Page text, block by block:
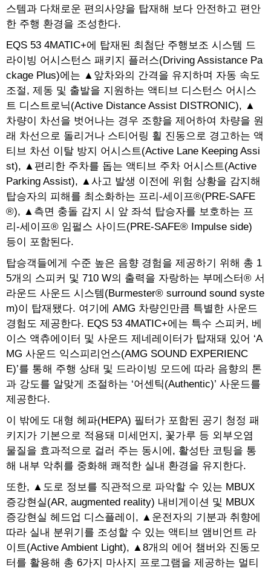
스템과 다채로운 편의사양을 탑재해 보다 안전하고 편안
한 주행 환경을 조성한다.
EQS 53 4MATIC+에 탑재된 최첨단 주행보조 시스템 드
라이빙 어시스턴스 패키지 플러스(Driving Assistance Pa
ckage Plus)에는 ▲앞차와의 간격을 유지하며 자동 속도
조절, 제동 및 출발을 지원하는 액티브 디스턴스 어시스
트 디스트로닉(Active Distance Assist DISTRONIC), ▲
차량이 차선을 벗어나는 경우 조향을 제어하여 차량을 원
래 차선으로 돌리거나 스티어링 휠 진동으로 경고하는 액
티브 차선 이탈 방지 어시스트(Active Lane Keeping Assi
st), ▲편리한 주차를 돕는 액티브 주차 어시스트(Active
Parking Assist), ▲사고 발생 이전에 위험 상황을 감지해
탑승자의 피해를 최소화하는 프리-세이프®(PRE-SAFE
®), ▲측면 충돌 감지 시 앞 좌석 탑승자를 보호하는 프
리-세이프® 임펄스 사이드(PRE-SAFE® Impulse side)
등이 포함된다.
탑승객들에게 수준 높은 음향 경험을 제공하기 위해 총 1
5개의 스피커 및 710 W의 출력을 자랑하는 부메스터® 서
라운드 사운드 시스템(Burmester® surround sound syste
m)이 탑재됐다. 여기에 AMG 차량인만큼 특별한 사운드
경험도 제공한다. EQS 53 4MATIC+에는 특수 스피커, 베
이스 액츄에이터 및 사운드 제네레이터가 탑재돼 있어 ‘A
MG 사운드 익스피리언스(AMG SOUND EXPERIENC
E)’를 통해 주행 상태 및 드라이빙 모드에 따라 음향의 톤
과 강도를 알맞게 조절하는 ‘어센틱(Authentic)’ 사운드를
제공한다.
이 밖에도 대형 헤파(HEPA) 필터가 포함된 공기 청정 패
키지가 기본으로 적용돼 미세먼지, 꽃가루 등 외부오염
물질을 효과적으로 걸러 주는 동시에, 활성탄 코팅을 통
해 내부 악취를 중화해 쾌적한 실내 환경을 유지한다.
또한, ▲도로 정보를 직관적으로 파악할 수 있는 MBUX
증강현실(AR, augmented reality) 내비게이션 및 MBUX
증강현실 헤드업 디스플레이, ▲운전자의 기분과 취향에
따라 실내 분위기를 조성할 수 있는 액티브 앰비언트 라
이트(Active Ambient Light), ▲8개의 에어 챔버와 진동모
터를 활용해 총 6가지 마사지 프로그램을 제공하는 멀티